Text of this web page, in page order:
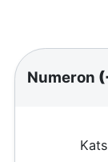
Numeron